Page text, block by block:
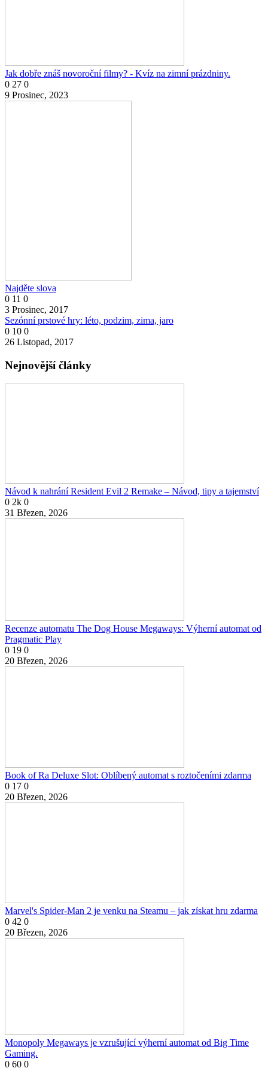
Jak dobře znáš novoroční filmy? - Kvíz na zimní prázdniny.
0 27 0
9 Prosinec, 2023
Najděte slova
0 11 0
3 Prosinec, 2017
Sezónní prstové hry: léto, podzim, zima, jaro
0 10 0
26 Listopad, 2017
Nejnovější články
Návod k nahrání Resident Evil 2 Remake – Návod, tipy a tajemství
0 2k 0
31 Březen, 2026
Recenze automatu The Dog House Megaways: Výherní automat od
Pragmatic Play
0 19 0
20 Březen, 2026
Book of Ra Deluxe Slot: Oblíbený automat s roztočeními zdarma
0 17 0
20 Březen, 2026
Marvel's Spider-Man 2 je venku na Steamu – jak získat hru zdarma
0 42 0
20 Březen, 2026
Monopoly Megaways je vzrušující výherní automat od Big Time
Gaming.
0 60 0